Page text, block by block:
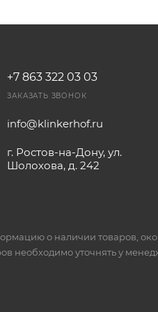
+7 863 322 03 03
ЗАКАЗАТЬ ЗВОНОК
info@klinkerhof.ru
г. Ростов-на-Дону, ул.
Шолохова, д. 242
о наличии товаров,
необходимо уточнять у